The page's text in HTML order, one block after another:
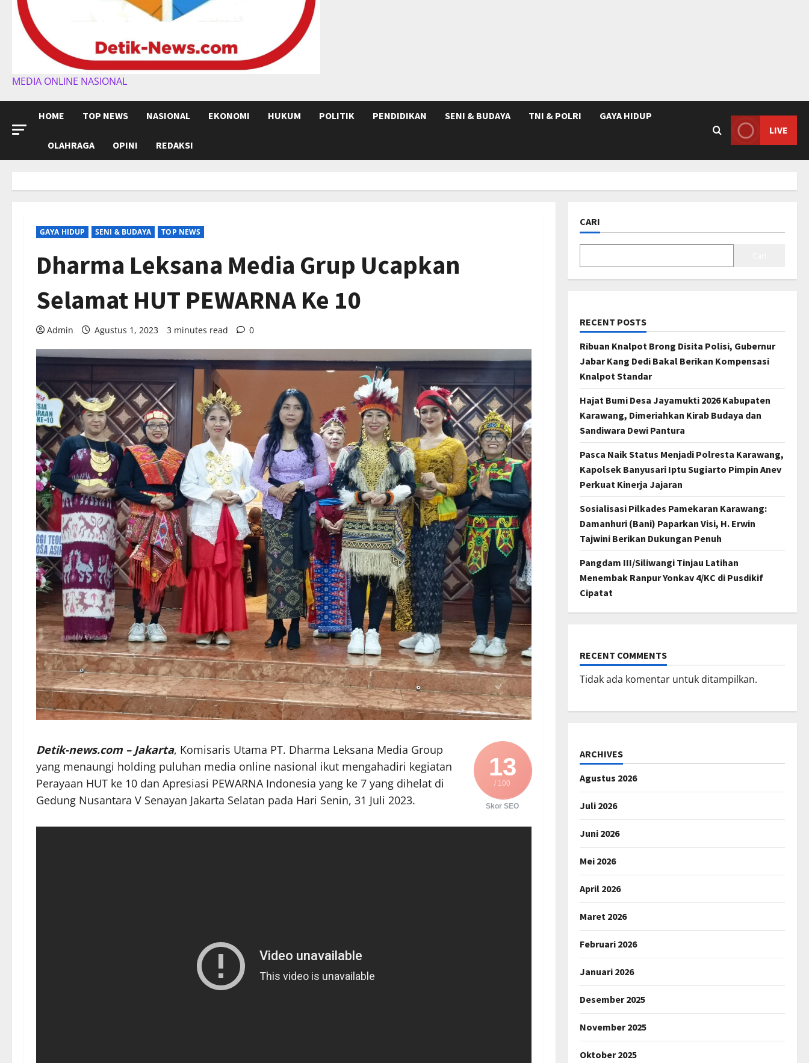
MEDIA ONLINE NASIONAL
HOME TOP NEWS NASIONAL EKONOMI HUKUM POLITIK PENDIDIKAN SENI & BUDAYA TNI & POLRI GAYA HIDUP
OLAHRAGA OPINI REDAKSI
LIVE
GAYA HIDUP SENI & BUDAYA TOP NEWS
Dharma Leksana Media Grup Ucapkan
Selamat HUT PEWARNA Ke 10
Admin Agustus 1, 2023 3 minutes read 0
13
/ 100
Skor SEO
Detik-news.com – Jakarta, Komisaris Utama PT. Dharma Leksana Media Group
yang menaungi holding puluhan media online nasional ikut mengahadiri kegiatan
Perayaan HUT ke 10 dan Apresiasi PEWARNA Indonesia yang ke 7 yang dihelat di
Gedung Nusantara V Senayan Jakarta Selatan pada Hari Senin, 31 Juli 2023.
CARI
RECENT POSTS
Ribuan Knalpot Brong Disita Polisi, Gubernur
Jabar Kang Dedi Bakal Berikan Kompensasi
Knalpot Standar
Hajat Bumi Desa Jayamukti 2026 Kabupaten
Karawang, Dimeriahkan Kirab Budaya dan
Sandiwara Dewi Pantura
Pasca Naik Status Menjadi Polresta Karawang,
Kapolsek Banyusari Iptu Sugiarto Pimpin Anev
Perkuat Kinerja Jajaran
Sosialisasi Pilkades Pamekaran Karawang:
Damanhuri (Bani) Paparkan Visi, H. Erwin
Tajwini Berikan Dukungan Penuh
Pangdam III/Siliwangi Tinjau Latihan
Menembak Ranpur Yonkav 4/KC di Pusdikif
Cipatat
RECENT COMMENTS
Tidak ada komentar untuk ditampilkan.
ARCHIVES
Agustus 2026
Juli 2026
Juni 2026
Mei 2026
April 2026
Maret 2026
Februari 2026
Januari 2026
Desember 2025
November 2025
Oktober 2025